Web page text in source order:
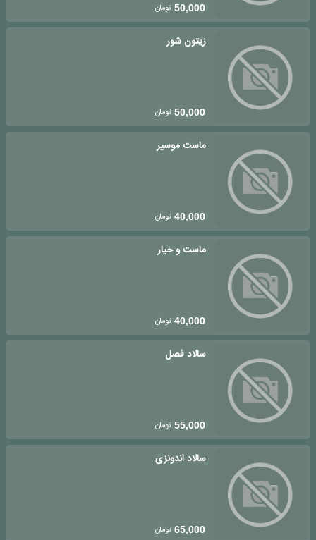
50,000 تومان
زیتون شور
50,000 تومان
ماست موسیر
40,000 تومان
ماست و خیار
40,000 تومان
سالاد فصل
55,000 تومان
سالاد اندونزی
65,000 تومان